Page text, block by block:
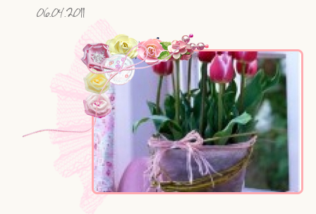
06.04.2011